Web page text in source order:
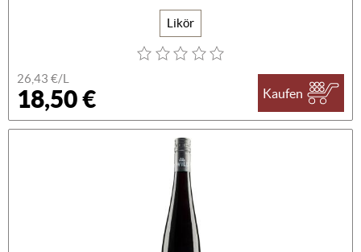
Likör
26,43 €/L
18,50 € Kaufen